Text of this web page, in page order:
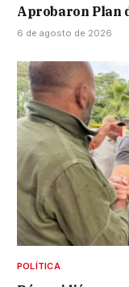
Aprobaron Plan
6 de agosto de 2026
POLÍTICA